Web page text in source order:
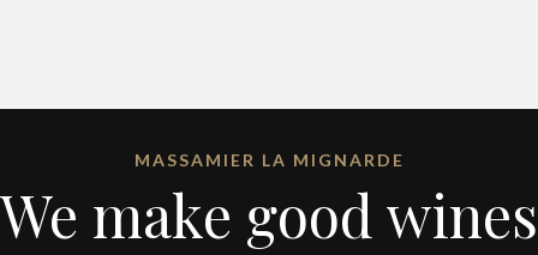
MASSAMIER LA MIGNARDE
We make good wines